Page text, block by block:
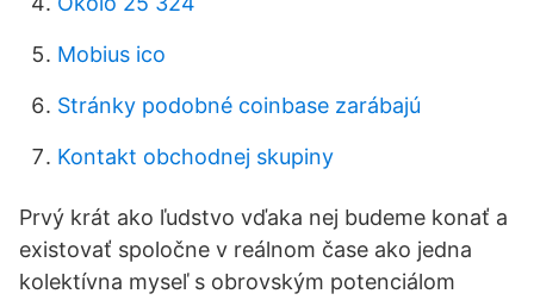
Mobius ico
Stránky podobné coinbase zarábajú
Kontakt obchodnej skupiny
Prvý krát ako ľudstvo vďaka nej budeme konať a
existovať spoločne v reálnom čase ako jedna
kolektívna myseľ s obrovským potenciálom